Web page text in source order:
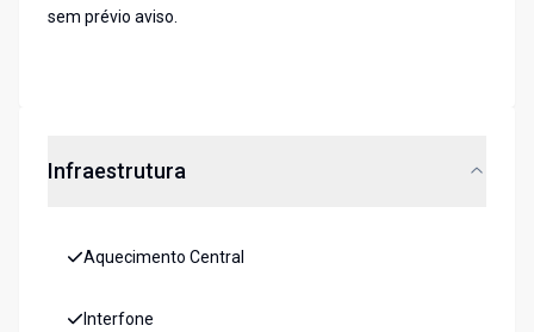
sem prévio aviso.
Infraestrutura
Aquecimento Central
Interfone